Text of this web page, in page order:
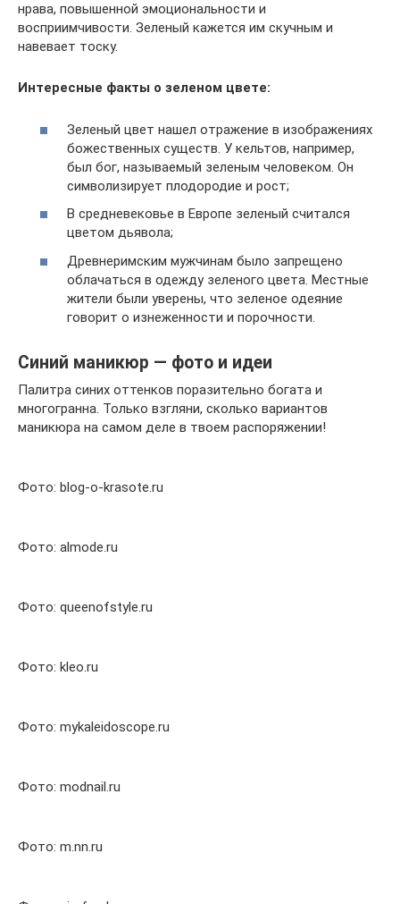
нрава, повышенной эмоциональности и
восприимчивости. Зеленый кажется им скучным и
навевает тоску.
Интересные факты о зеленом цвете:
Зеленый цвет нашел отражение в изображениях
божественных существ. У кельтов, например,
был бог, называемый зеленым человеком. Он
символизирует плодородие и рост;
В средневековье в Европе зеленый считался
цветом дьявола;
Древнеримским мужчинам было запрещено
облачаться в одежду зеленого цвета. Местные
жители были уверены, что зеленое одеяние
говорит о изнеженности и порочности.
Синий маникюр — фото и идеи
Палитра синих оттенков поразительно богата и
многогранна. Только взгляни, сколько вариантов
маникюра на самом деле в твоем распоряжении!
Фото: blog-o-krasote.ru
Фото: almode.ru
Фото: queenofstyle.ru
Фото: kleo.ru
Фото: mykaleidoscope.ru
Фото: modnail.ru
Фото: m.nn.ru